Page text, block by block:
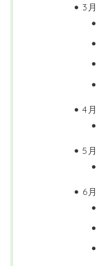
3月
4月
5月
6月